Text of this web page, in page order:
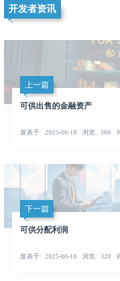
开发者资讯
上一篇
可供出售的金融资产
发表于 2025-06-18 浏览 360
下一篇
可供分配利润
发表于 2025-06-18 浏览 320